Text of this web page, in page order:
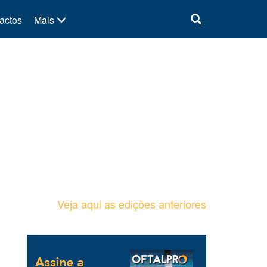
Mais
Veja aqui as edições anteriores